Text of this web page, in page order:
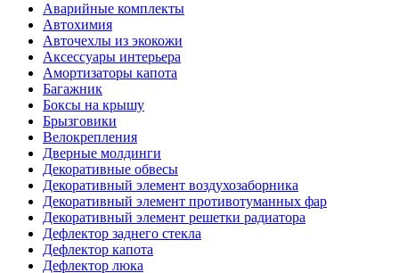
Аварийные комплекты
Автохимия
Авточехлы из экокожи
Аксессуары интерьера
Амортизаторы капота
Багажник
Боксы на крышу
Брызговики
Велокрепления
Дверные молдинги
Декоративные обвесы
Декоративный элемент воздухозаборника
Декоративный элемент противотуманных фар
Декоративный элемент решетки радиатора
Дефлектор заднего стекла
Дефлектор капота
Дефлектор люка